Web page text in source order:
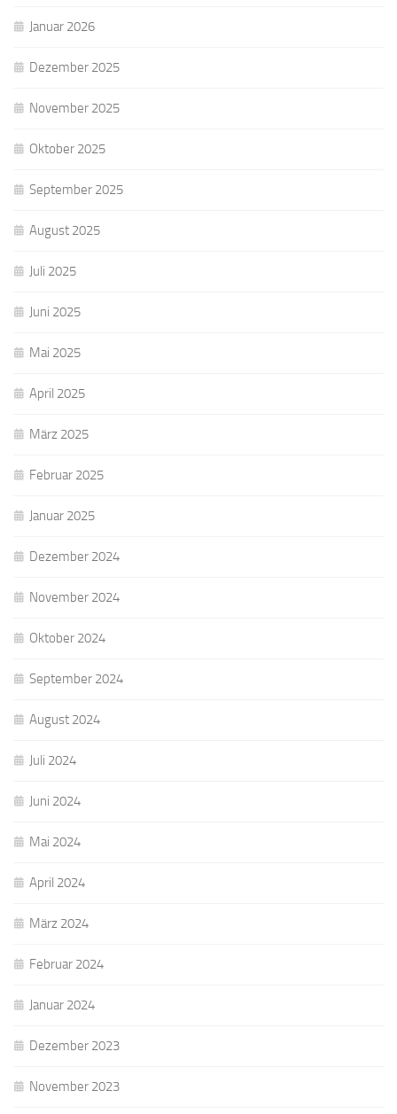
Januar 2026
Dezember 2025
November 2025
Oktober 2025
September 2025
August 2025
Juli 2025
Juni 2025
Mai 2025
April 2025
März 2025
Februar 2025
Januar 2025
Dezember 2024
November 2024
Oktober 2024
September 2024
August 2024
Juli 2024
Juni 2024
Mai 2024
April 2024
März 2024
Februar 2024
Januar 2024
Dezember 2023
November 2023